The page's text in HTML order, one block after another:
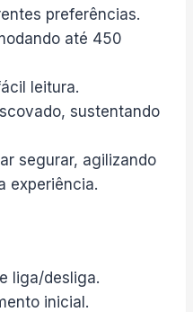
preferências.
até 450
leitura.
sustentando
segurar, agilizando
experiência.
liga/desliga.
inicial.